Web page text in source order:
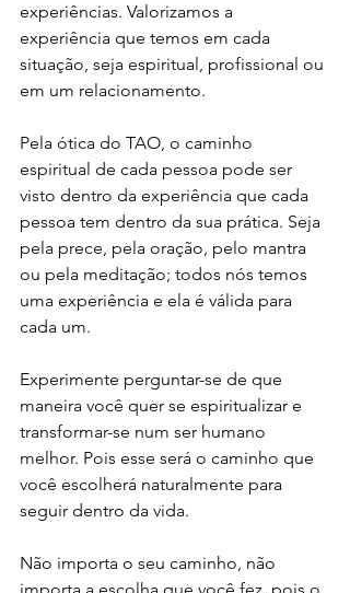
experiências. Valorizamos a
experiência que temos em cada
situação, seja espiritual, profissional ou
em um relacionamento.
Pela ótica do TAO, o caminho
espiritual de cada pessoa pode ser
visto dentro da experiência que cada
pessoa tem dentro da sua prática. Seja
pela prece, pela oração, pelo mantra
ou pela meditação; todos nós temos
uma experiência e ela é válida para
cada um.
Experimente perguntar-se de que
maneira você quer se espiritualizar e
transformar-se num ser humano
melhor. Pois esse será o caminho que
você escolherá naturalmente para
seguir dentro da vida.
Não importa o seu caminho, não